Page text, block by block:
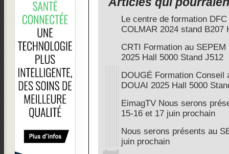
Le centre de formation
COLMAR 2024 stand B207
CRTI Formation au
2025 Hall 5000 Stand J512
DOUGÉ Formation Conseil
DOUAI 2025 Hall 5000
EimagTV Nous serons
15-16 et 17 juin prochain
Nous serons présents au
juin prochain